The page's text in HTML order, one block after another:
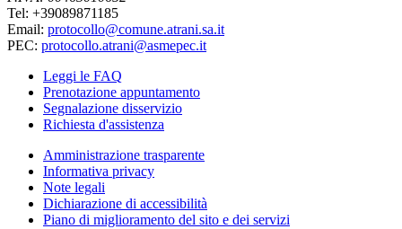
Tel: +39089871185
Email: protocollo@comune.atrani.sa.it
PEC: protocollo.atrani@asmepec.it
Leggi le FAQ
Prenotazione appuntamento
Segnalazione disservizio
Richiesta d'assistenza
Amministrazione trasparente
Informativa privacy
Note legali
Dichiarazione di accessibilità
Piano di miglioramento del sito e dei servizi